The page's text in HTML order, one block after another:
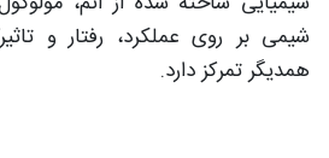
شیمی بر روی عملکرد، رفتار و
همدیگر تمرکز دارد.